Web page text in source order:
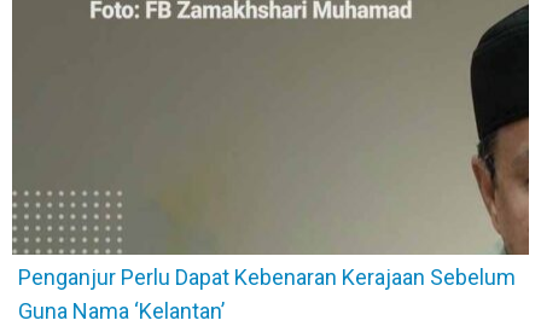
Penganjur Perlu Dapat Kebenaran Kerajaan Sebelum
Guna Nama ‘Kelantan’